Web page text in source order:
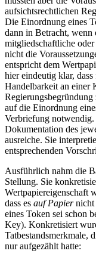
aufsichtsrechtlichen
Die Einordnung eines
dann in Betracht, wenn
mitgliedschaftliche
nicht die
entspricht dem
hier eindeutig klar,
Handelbarkeit an einer
auf die Einordnung
Verbriefung
Dokumentation des
ausreiche. Sie
entsprechenden
Ausführlich nahm die
Stellung. Sie
Wertpapiereigenschaft
dass es auf Papiernicht
eines Token sei schon
Key). Konkretisiert
Tatbestandsmerkmale,
nur aufgezählt hatte: